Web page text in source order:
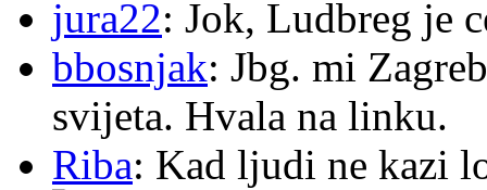
jura22: Jok, Ludbreg je
bbosnjak: Jbg. mi
svijeta. Hvala na linku.
Riba: Kad ljudi ne kazi